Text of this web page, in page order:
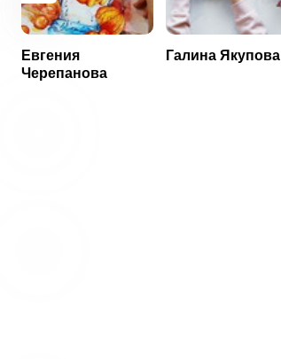
Евгения
Черепанова
Галина Якупова